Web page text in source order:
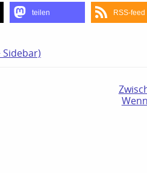
teilen RSS-feed
Sidebar)